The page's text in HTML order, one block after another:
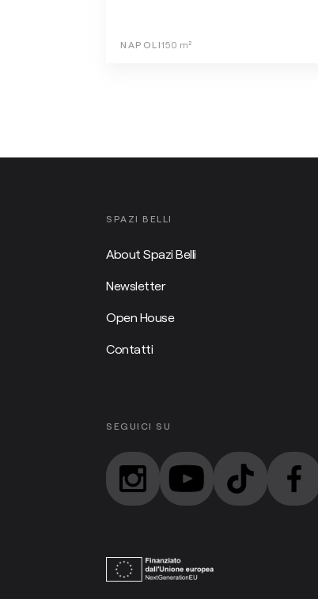
NAPOLI150 m²
SPAZI BELLI
About Spazi Belli
Newsletter
Open House
Contatti
SEGUICI SU